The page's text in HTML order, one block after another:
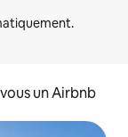
un Airbnb